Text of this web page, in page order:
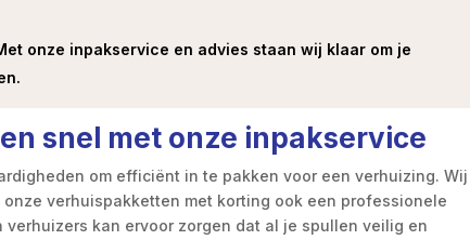
onze inpakservice en advies staan wij klaar om je
snel met onze inpakservice
om efficiënt in te pakken voor een verhuizing. Wij
verhuispakketten met korting ook een professionele
verhuizers kan ervoor zorgen dat al je spullen veilig en